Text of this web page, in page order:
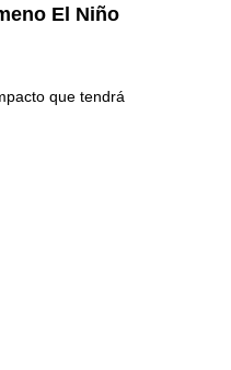
El Niño
que tendrá